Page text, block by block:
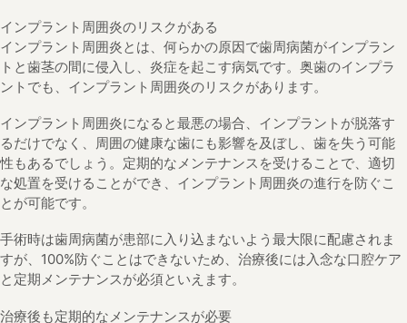
インプラント周囲炎のリスクがある
インプラント周囲炎とは、何らかの原因で歯周病菌がインプラン
トと歯茎の間に侵入し、炎症を起こす病気です。奥歯のインプラ
ントでも、インプラント周囲炎のリスクがあります。
インプラント周囲炎になると最悪の場合、インプラントが脱落す
るだけでなく、周囲の健康な歯にも影響を及ぼし、歯を失う可能
性もあるでしょう。定期的なメンテナンスを受けることで、適切
な処置を受けることができ、インプラント周囲炎の進行を防ぐこ
とが可能です。
手術時は歯周病菌が患部に入り込まないよう最大限に配慮されま
すが、100%防ぐことはできないため、治療後には入念な口腔ケア
と定期メンテナンスが必須といえます。
治療後も定期的なメンテナンスが必要